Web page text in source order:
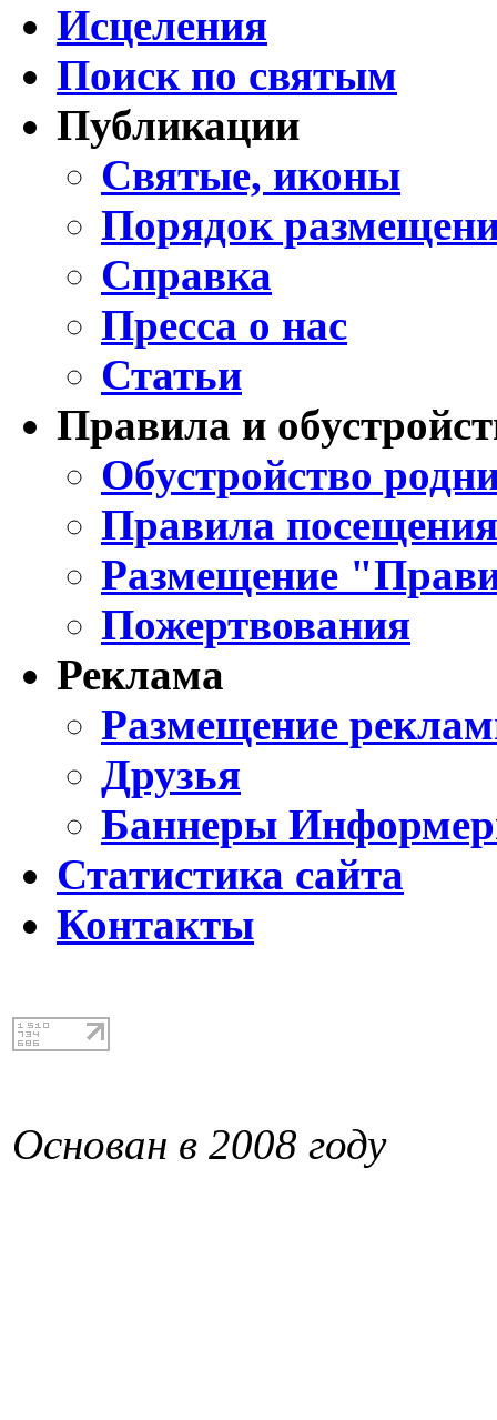
Исцеления
Поиск по святым
Публикации
Святые, иконы
Порядок
Справка
Пресса о нас
Статьи
Правила и
Обустройство
Правила
Размещение
Пожертвования
Реклама
Размещение
Друзья
Баннеры
Статистика сайта
Контакты
Основан в 2008 году